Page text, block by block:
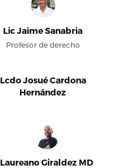
Lic Jaime Sanabria
Profesor de derecho
Lcdo Josué Cardona
Hernández
Laureano Giraldez MD